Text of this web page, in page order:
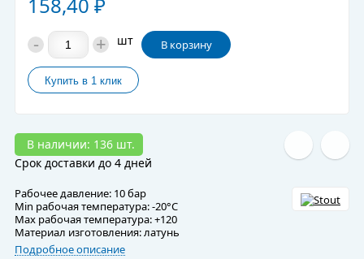
158,40 ₽
- + шт В корзину
В наличии: 136 шт.
Срок доставки до 4 дней
Рабочее давление: 10 бар
Min рабочая температура: -20°C
Max рабочая температура: +120
Материал изготовления: латунь
Подробное описание